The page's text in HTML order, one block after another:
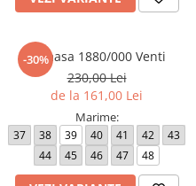
-30%
Camasa 1880/000 Venti
230,00 Lei
de la 161,00 Lei
Marime:
37 38 39 40 41 42
43
44
45 46 47 48